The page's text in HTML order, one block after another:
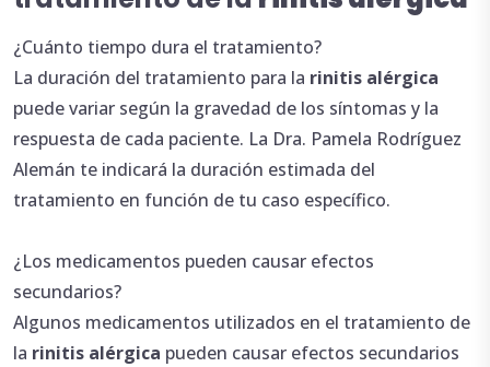
¿Cuánto tiempo dura el tratamiento?
La duración del tratamiento para la rinitis alérgica
puede variar según la gravedad de los síntomas y la
respuesta de cada paciente. La Dra. Pamela Rodríguez
Alemán te indicará la duración estimada del
tratamiento en función de tu caso específico.
¿Los medicamentos pueden causar efectos
secundarios?
Algunos medicamentos utilizados en el tratamiento de
la rinitis alérgica pueden causar efectos secundarios